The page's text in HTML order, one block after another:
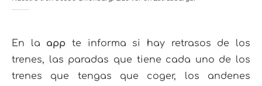
En la app te informa si hay retrasos de los
trenes, las paradas que tiene cada uno de los
trenes que tengas que coger, los andenes